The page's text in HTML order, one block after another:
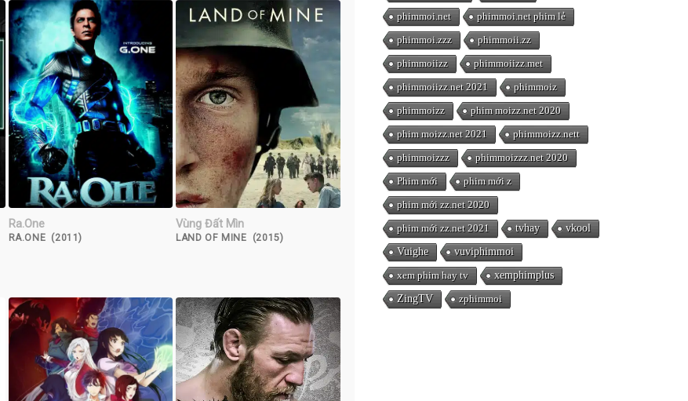
Ra.One
RA.ONE (2011)
Vùng Đất Mìn
LAND OF MINE (2015)
phimmoi.net
phimmoi.net phim lẻ
phimmoi.zzz
phimmoii.zz
phimmoiizz
phimmoiizz.met
phimmoiizz.net 2021
phimmoiz
phimmoizz
phim moizz.net 2020
phim moizz.net 2021
phimmoizz.nett
phimmoizzz
phimmoizzz.net 2020
Phim mới
phim mới z
phim mới zz.net 2020
phim mới zz.net 2021
tvhay
vkool
Vuighe
vuviphimmoi
xem phim hay tv
xemphimplus
ZingTV
zphimmoi